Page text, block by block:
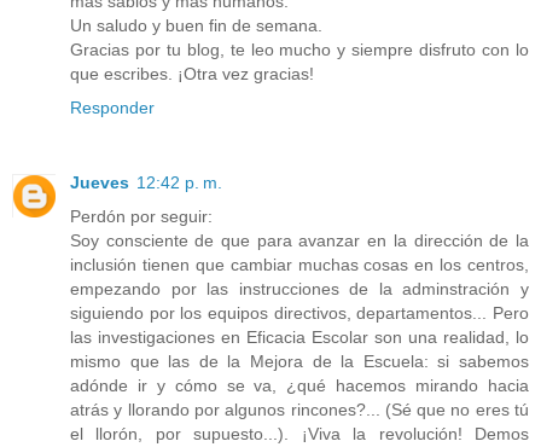
Un saludo y buen fin de semana.
Gracias por tu blog, te leo mucho y siempre disfruto con lo
que escribes. ¡Otra vez gracias!
Responder
Jueves 12:42 p. m.
Perdón por seguir:
Soy consciente de que para avanzar en la dirección de la
inclusión tienen que cambiar muchas cosas en los centros,
empezando por las instrucciones de la adminstración y
siguiendo por los equipos directivos, departamentos... Pero
las investigaciones en Eficacia Escolar son una realidad, lo
mismo que las de la Mejora de la Escuela: si sabemos
adónde ir y cómo se va, ¿qué hacemos mirando hacia
atrás y llorando por algunos rincones?... (Sé que no eres tú
el llorón, por supuesto...). ¡Viva la revolución! Demos